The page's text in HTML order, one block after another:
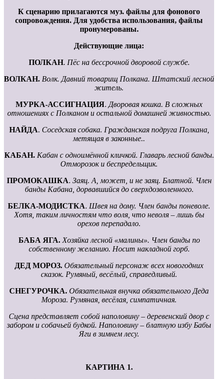
К сценарию прилагаются муз. файлы для фонового
сопровождения. Для удобства использования, файлы
пронумерованы.
Действующие лица:
ПОЛКАН. Пёс на бессрочной дворовой службе.
ВОЛКАН. Волк. Давний товарищ Полкана. Штатский лесной
житель.
МУРКА-АССИГНАЦИЯ. Дворовая кошка. В сложных
отношениях с Полканом и остальной домашней живностью.
НАЙДА. Соседская собака. Гражданская подруга Полкана,
метящая в законные..
КАБАН. Кабан с одноимённой кличкой. Главарь лесной банды.
Отморозок и беспредельщик.
ПРОМОКАШКА. Заяц. А, может, и не заяц. Блатной. Член
банды Кабана, дорвавшийся до сверхдозволенного.
БЕЛКА-МОДИСТКА. Швея на дому. Член банды поневоле.
Хотя, таким личностям что воля, что неволя – лишь бы
орехов перепадало.
БАБА ЯГА. Хозяйка лесной «малины». Член банды по
собственному желанию. Носит накладной горб.
ДЕД МОРОЗ. Обязательный персонаж всех новогодних
сказок. Румяный, весёлый, справедливый.
СНЕГУРОЧКА. Обязательная внучка обязательного Деда
Мороза. Румяная, весёлая, симпатичная.
Сцена представляет собой наполовину – деревенский двор с
забором и собачьей будкой. Наполовину – блатную избу Бабы
Яги в зимнем лесу.
КАРТИНА 1.